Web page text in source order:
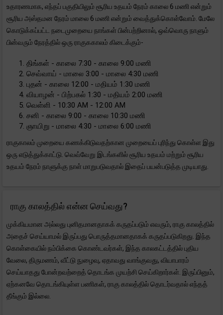
உதாரணமாக, எந்தப் பகுதியிலும் சூரிய உதயம் நேரம் காலை 6 மணி என்றும்
சூரிய அஸ்தமன நேரம் மாலை 6 மணி என்றும் வைத்துக்கொள்வோம். மேலே
கொடுக்கப்பட்ட நடைமுறையை நாங்கள் பின்பற்றினால், ஒவ்வொரு நாளும்
பின்வரும் நேரத்தில் ஒரு ராகுககாலம் கிடைக்கும்-
திங்கள் - காலை 7:30 - காலை 9:00 மணி
செவ்வாய் - மாலை 3:00 - மாலை 4:30 மணி
புதன் - காலை 12:00 - மதியம் 1:30 மணி
வியாழன் - பிற்பகல் 1:30 - மதியம் 2:00 மணி
வெள்ளி - 10:30 AM - 12:00 AM
சனி - காலை 9:00 - காலை 10:30 மணி
ஞாயிறு - மாலை 4:30 - மாலை 6:00 மணி
ராகுகாலம் முறையை கணக்கிடுவதற்கான முறையைப் புரிந்து கொள்ள இது
ஒரு எடுத்துக்காட்டு. வெவ்வேறு இடங்களில் சூரிய உதயம் மற்றும் சூரிய
உதயம் நேரம் நாளுக்கு நாள் மாறுபடுவதால் இதைப் பயன்படுத்த முடியாது.
ராகு காலத்தில் என்ன செய்வது?
முக்கியமான அல்லது புனிதமானதாகக் கருதப்படும் எவரும், ராகு காலத்தில்
அதைச் செய்யாமல் இருப்பது பொருத்தமானதாகக் கருதப்படுகிறது. இந்த
கொள்கையில் நம்பிக்கை கொண்டவர்கள், இந்த காலகட்டத்தில் புதிய
வேலை, திருமணம், வீட்டு நுழைவு, ஏதாவது வாங்குவது, வியாபாரம்
செய்யாதது போன்றவற்றைத் தொடங்க முயற்சி செய்கிறார்கள். இருப்பினும்,
ஏற்கனவே தொடங்கியுள்ள பணிகள், ராகு காலத்தில் தொடர்வதால் எந்தத்
தீங்கும் இல்லை.